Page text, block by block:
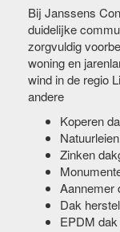
Bij Janssens
duidelijke
zorgvuldig
woning en
wind in de regio
andere
Koperen
Zinken
Aannemer
Dak
EPDM